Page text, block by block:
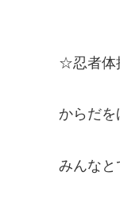
☆忍者体
からだ
みんなと